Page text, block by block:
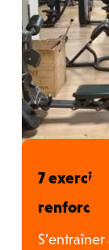
7
renforcer